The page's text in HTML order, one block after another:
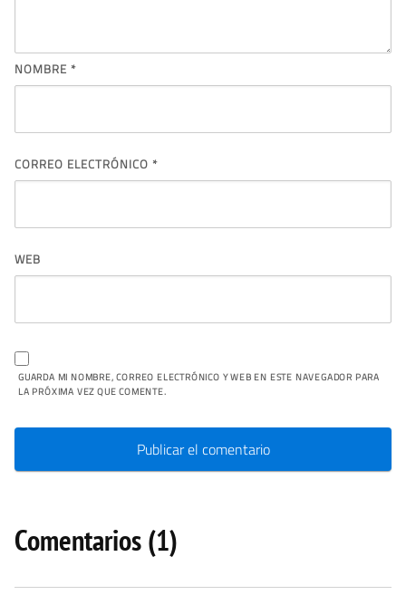
NOMBRE *
CORREO ELECTRÓNICO *
WEB
GUARDA MI NOMBRE, CORREO ELECTRÓNICO Y WEB EN ESTE NAVEGADOR PARA
LA PRÓXIMA VEZ QUE COMENTE.
Comentarios (1)